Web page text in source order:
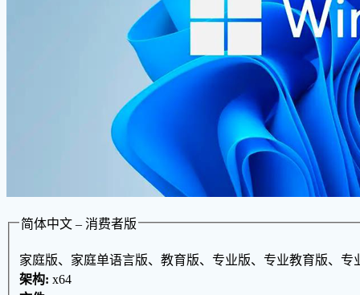
简体中文 – 消费者版
家庭版、家庭单语言版、教育版、专业版、专业教育版、专
架构: x64